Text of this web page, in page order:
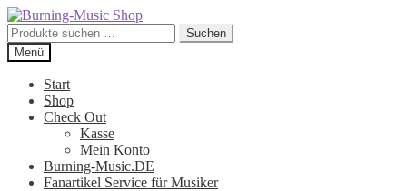
Zur
Navigation
springen
Zum
Inhalt
springen
Suche
nach:
Suchen
Menü
Start
Shop
Check Out
Kasse
Mein Konto
Burning-Music.DE
Fanartikel Service für Musiker